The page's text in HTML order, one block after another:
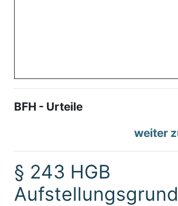
BFH - Urteile
weiter
§ 243 HGB